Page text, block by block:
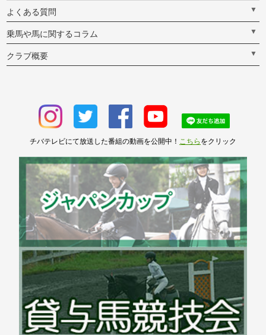
よくある質問 ▼
乗馬や馬に関するコラム ▼
クラブ概要 ▼
チバテレビにて放送した番組の動画を公開中！ こちら をクリック